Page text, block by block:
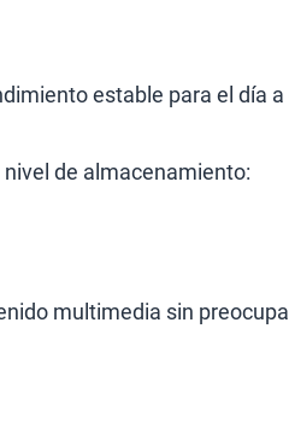
estable para el día a
de almacenamiento:
multimedia sin